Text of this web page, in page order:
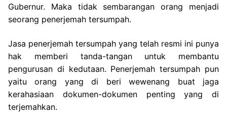
Gubernur. Maka tidak sembarangan orang menjadi
seorang penerjemah tersumpah.
Jasa penerjemah tersumpah yang telah resmi ini punya
hak memberi tanda-tangan untuk membantu
pengurusan di kedutaan. Penerjemah tersumpah pun
yaitu orang yang di beri wewenang buat jaga
kerahasiaan dokumen-dokumen penting yang di
terjemahkan.